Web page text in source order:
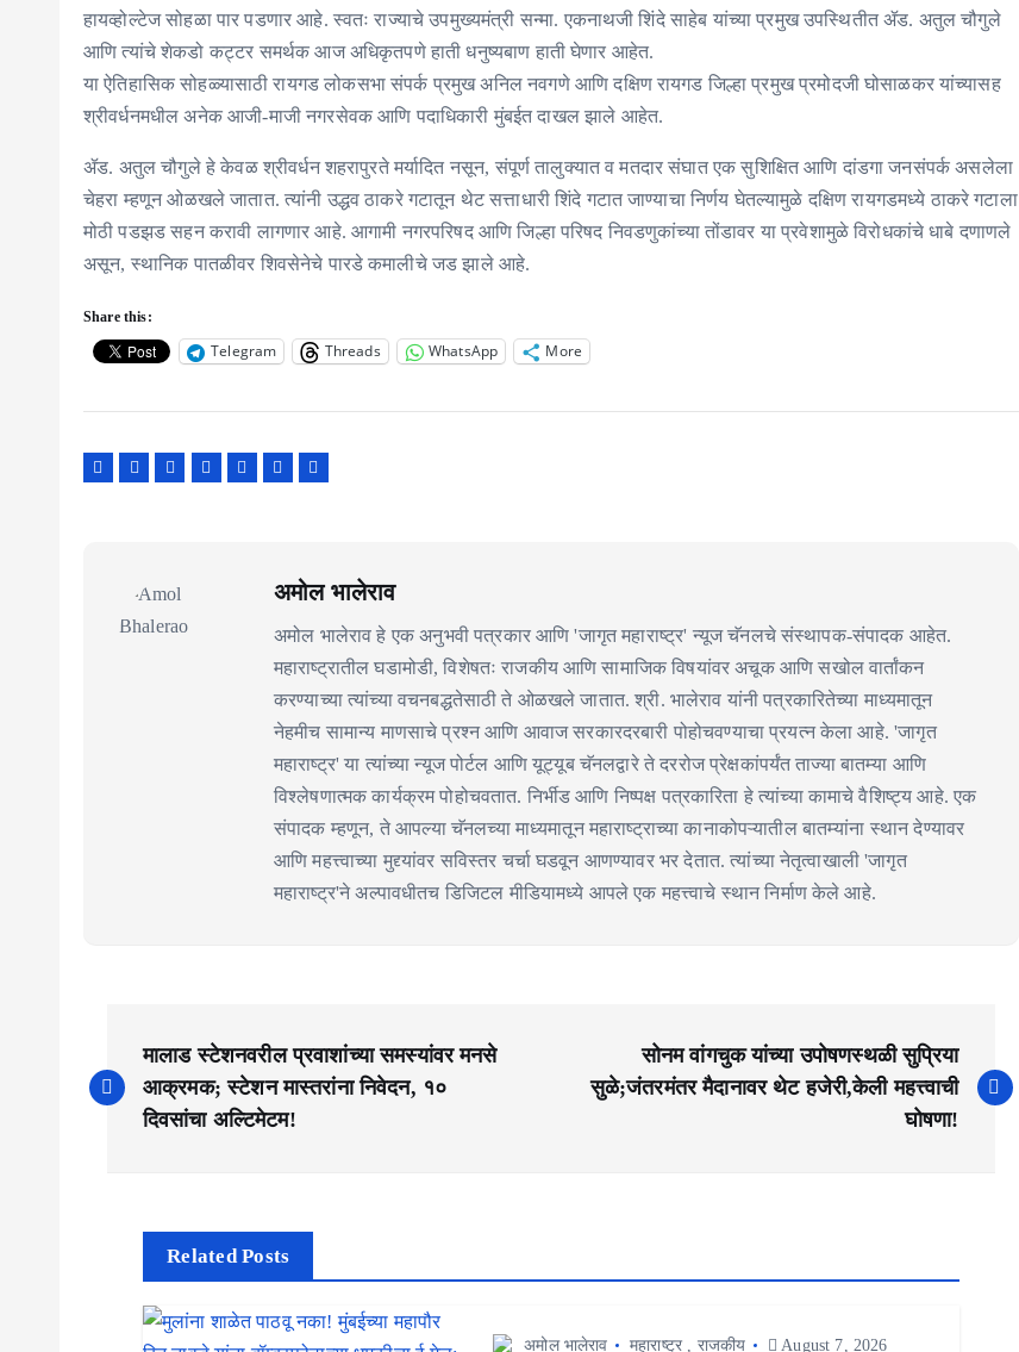
हायव्होल्टेज सोहळा पार पडणार आहे. स्वतः राज्याचे उपमुख्यमंत्री सन्मा. एकनाथजी शिंदे साहेब यांच्या प्रमुख उपस्थितीत ॲड. अतुल चौगुले
आणि त्यांचे शेकडो कट्टर समर्थक आज अधिकृतपणे हाती धनुष्यबाण हाती घेणार आहेत.
​या ऐतिहासिक सोहळ्यासाठी रायगड लोकसभा संपर्क प्रमुख अनिल नवगणे आणि दक्षिण रायगड जिल्हा प्रमुख प्रमोदजी घोसाळकर यांच्यासह
श्रीवर्धनमधील अनेक आजी-माजी नगरसेवक आणि पदाधिकारी मुंबईत दाखल झाले आहेत.
ॲड. अतुल चौगुले हे केवळ श्रीवर्धन शहरापुरते मर्यादित नसून, संपूर्ण तालुक्यात व मतदार संघात एक सुशिक्षित आणि दांडगा जनसंपर्क असलेला
चेहरा म्हणून ओळखले जातात. त्यांनी उद्धव ठाकरे गटातून थेट सत्ताधारी शिंदे गटात जाण्याचा निर्णय घेतल्यामुळे दक्षिण रायगडमध्ये ठाकरे गटाला
मोठी पडझड सहन करावी लागणार आहे. आगामी नगरपरिषद आणि जिल्हा परिषद निवडणुकांच्या तोंडावर या प्रवेशामुळे विरोधकांचे धाबे दणाणले
असून, स्थानिक पातळीवर शिवसेनेचे पारडे कमालीचे जड झाले आहे.
Share this:
Telegram Threads WhatsApp More
अमोल भालेराव
अमोल भालेराव हे एक अनुभवी पत्रकार आणि 'जागृत महाराष्ट्र' न्यूज चॅनलचे संस्थापक-संपादक आहेत.
महाराष्ट्रातील घडामोडी, विशेषतः राजकीय आणि सामाजिक विषयांवर अचूक आणि सखोल वार्तांकन
करण्याच्या त्यांच्या वचनबद्धतेसाठी ते ओळखले जातात. श्री. भालेराव यांनी पत्रकारितेच्या माध्यमातून
नेहमीच सामान्य माणसाचे प्रश्न आणि आवाज सरकारदरबारी पोहोचवण्याचा प्रयत्न केला आहे. 'जागृत
महाराष्ट्र' या त्यांच्या न्यूज पोर्टल आणि यूट्यूब चॅनलद्वारे ते दररोज प्रेक्षकांपर्यंत ताज्या बातम्या आणि
विश्लेषणात्मक कार्यक्रम पोहोचवतात. निर्भीड आणि निष्पक्ष पत्रकारिता हे त्यांच्या कामाचे वैशिष्ट्य आहे. एक
संपादक म्हणून, ते आपल्या चॅनलच्या माध्यमातून महाराष्ट्राच्या कानाकोपऱ्यातील बातम्यांना स्थान देण्यावर
आणि महत्त्वाच्या मुद्द्यांवर सविस्तर चर्चा घडवून आणण्यावर भर देतात. त्यांच्या नेतृत्वाखाली 'जागृत
महाराष्ट्र'ने अल्पावधीतच डिजिटल मीडियामध्ये आपले एक महत्त्वाचे स्थान निर्माण केले आहे.
o
मालाड स्टेशनवरील प्रवाशांच्या समस्यांवर मनसे
आक्रमक; स्टेशन मास्तरांना निवेदन, १०
दिवसांचा अल्टिमेटम!
सोनम वांगचुक यांच्या उपोषणस्थळी सुप्रिया
सुळे;जंतरमंतर मैदानावर थेट हजेरी,केली महत्त्वाची
घोषणा!
Related Posts
अमोल भालेराव महाराष्ट्र राजकीय August 7, 2026